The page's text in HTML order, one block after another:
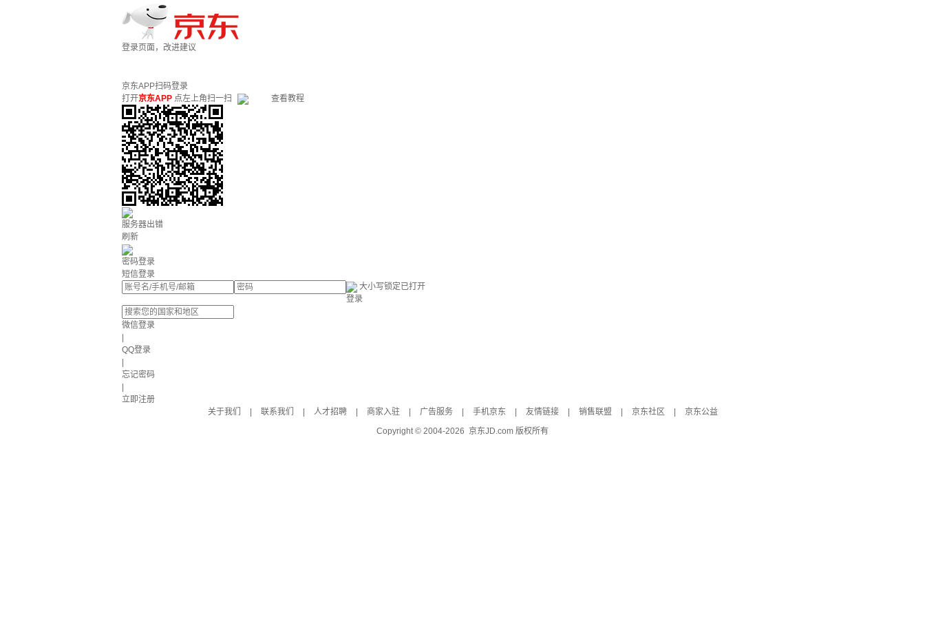
登录页面，改进建议
京东APP扫码登录
打开京东APP 点左上角扫一扫 查看教程
服务器出错
刷新
密码登录
短信登录
大小写锁定已打开
登录
微信登录
QQ登录
忘记密码
立即注册
关于我们
联系我们 人才招聘 商家入驻 广告服务 手机京东 友情链接 销售联盟 京东社区
京东公益
Copyright © 2004-2026 京东JD.com 版权所有